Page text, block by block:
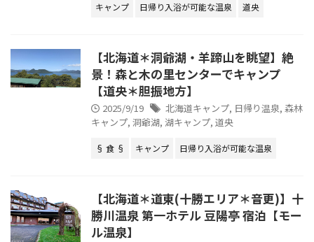
キャンプ 日帰り入浴が可能な温泉 道央
【北海道＊洞爺湖・羊蹄山を眺望】絶
景！森と木の里センターでキャンプ
【道央＊胆振地方】
2025/9/19 北海道キャンプ, 日帰り温泉, 森林
キャンプ, 洞爺湖, 湖キャンプ, 道央
§ 食 § キャンプ 日帰り入浴が可能な温泉
【北海道＊道東(十勝エリア＊音更)】十
勝川温泉 第一ホテル 豆陽亭 宿泊【モー
ル温泉】